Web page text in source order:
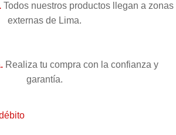
Todos nuestros productos llegan a zonas
externas de Lima.
Realiza tu compra con la confianza y
garantía.